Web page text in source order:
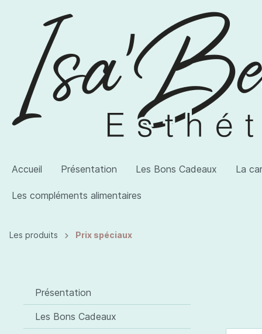
Accueil Présentation Les Bons Cadeaux La
Les compléments alimentaires
Voir la catégorie AWI Artist
Voir la catégorie Les produits
Artdeco
Malu Wilz
Peggy Sage
Voir la catégorie Les compléments alimentaires
Les produits Prix spéciaux
Présentation
Les Bons Cadeaux